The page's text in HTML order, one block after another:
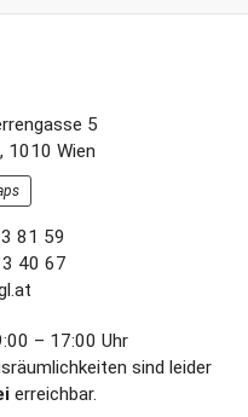
5
1010 Wien
81 59
40 67
– 17:00 Uhr
sind leider
erreichbar.